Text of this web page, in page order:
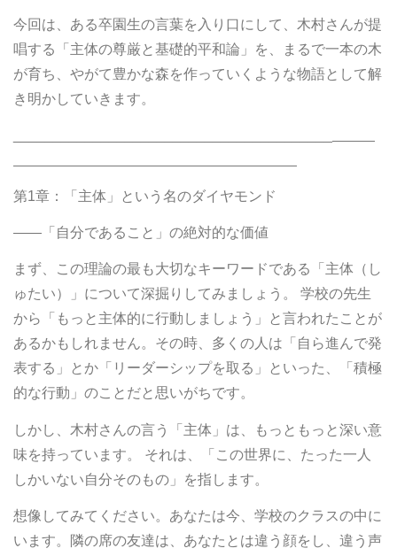
今回は、ある卒園生の言葉を入り口にして、木村さんが提
唱する「主体の尊厳と基礎的平和論」を、まるで一本の木
が育ち、やがて豊かな森を作っていくような物語として解
き明かしていきます。
第1章：「主体」という名のダイヤモンド
――「自分であること」の絶対的な価値
まず、この理論の最も大切なキーワードである「主体（し
ゅたい）」について深掘りしてみましょう。 学校の先生
から「もっと主体的に行動しましょう」と言われたことが
あるかもしれません。その時、多くの人は「自ら進んで発
表する」とか「リーダーシップを取る」といった、「積極
的な行動」のことだと思いがちです。
しかし、木村さんの言う「主体」は、もっともっと深い意
味を持っています。 それは、「この世界に、たった一人
しかいない自分そのもの」を指します。
想像してみてください。あなたは今、学校のクラスの中に
います。隣の席の友達は、あなたとは違う顔をし、違う声